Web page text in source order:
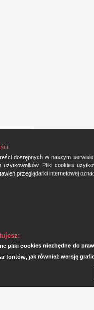
dostępnych w naszym
Pliki cookies
przeglądarki internetowej
pliki cookies niezbędne do
fontów, jak również wersję